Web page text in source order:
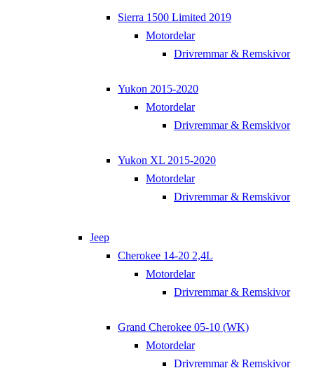
Sierra 1500 Limited 2019
Motordelar
Drivremmar & Remskivor
Yukon 2015-2020
Motordelar
Drivremmar & Remskivor
Yukon XL 2015-2020
Motordelar
Drivremmar & Remskivor
Jeep
Cherokee 14-20 2,4L
Motordelar
Drivremmar & Remskivor
Grand Cherokee 05-10 (WK)
Motordelar
Drivremmar & Remskivor